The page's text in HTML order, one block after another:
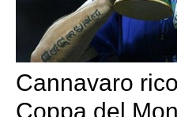
Cannavaro
Coppa del